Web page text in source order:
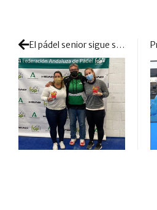
El pádel senior sigue siendo todo un referente en Andalucía